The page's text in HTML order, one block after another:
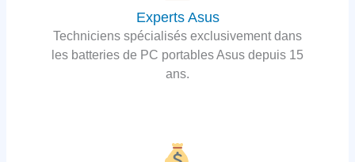
Experts Asus
Techniciens spécialisés exclusivement dans
les batteries de PC portables Asus depuis 15
ans.